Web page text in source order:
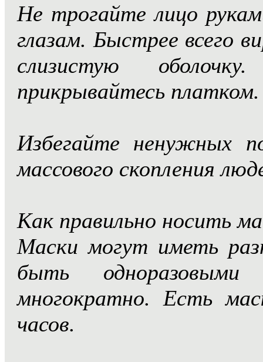
Не трогайте лицо
глазам. Быстрее всего
слизистую
прикрывайтесь платком.
Избегайте ненужных
массового скопления
Как правильно носить
Маски могут иметь
быть
многократно. Есть
часов.